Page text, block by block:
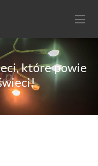
które powie